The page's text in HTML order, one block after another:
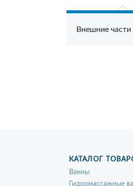
Внешние части
КАТАЛОГ
Ванны
Гидромассажные